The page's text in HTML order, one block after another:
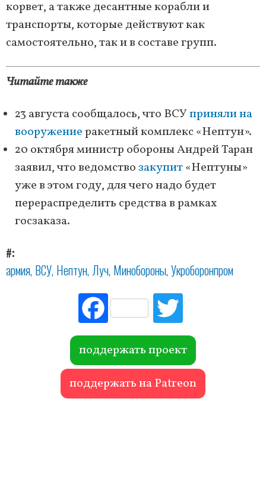
корвет, а также десантные корабли и
транспорты, которые действуют как
самостоятельно, так и в составе групп.
Читайте также
23 августа сообщалось, что ВСУприняли на
вооружениеракетный комплекс «Нептун».
20 октября министр обороны Андрей Таран
заявил, что ведомство закупит«Нептуны»
уже в этом году, для чего надо будет
перераспределить средства в рамках
госзаказа.
#
армия ВСУ Нептун Луч Минобороны Укроборонпром
Fac
ebo
ok r
поддержать проект
поддержать на Patreon